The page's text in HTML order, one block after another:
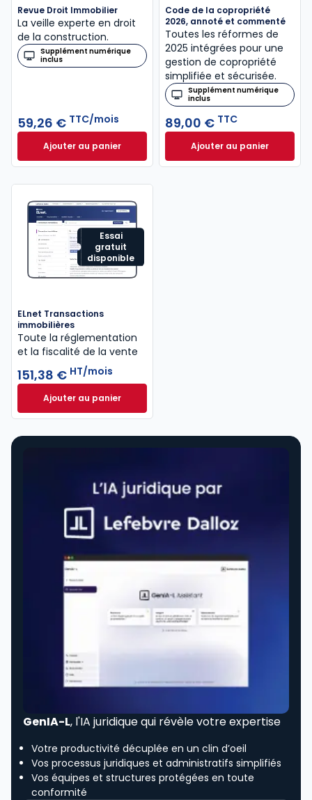
Revue Droit Immobilier
La veille experte en droit
de la construction.
Supplément numérique
inclus
59,26 € TTC/mois
Ajouter au panierRevue Droit Immobilier à 59,26 €TTC/mois
Code de la copropriété
2026, annoté et commenté
Toutes les réformes de
2025 intégrées pour une
gestion de copropriété
simplifiée et sécurisée.
Supplément numérique
inclus
89,00 € TTC
Ajouter au panier
Code de la
Essai
gratuit
disponible
ELnet Transactions
immobilières
Toute la réglementation
et la fiscalité de la vente
151,38 € HT/mois
Ajouter au panierELnet Transactions immobilières à 151,38 €
GenIA-L, l'IA juridique qui révèle votre expertise
Votre productivité décuplée en un clin d’oeil
Vos processus juridiques et administratifs simplifiés
Vos équipes et structures protégées en toute
conformité